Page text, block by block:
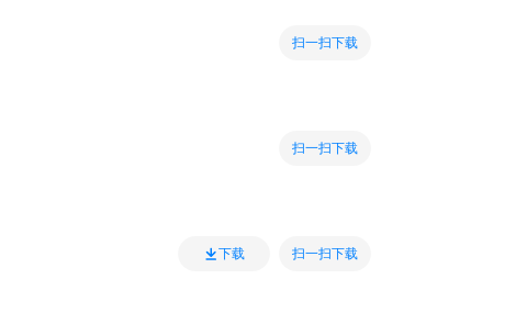
扫一扫下载
扫一扫下载
下载 扫一扫下载